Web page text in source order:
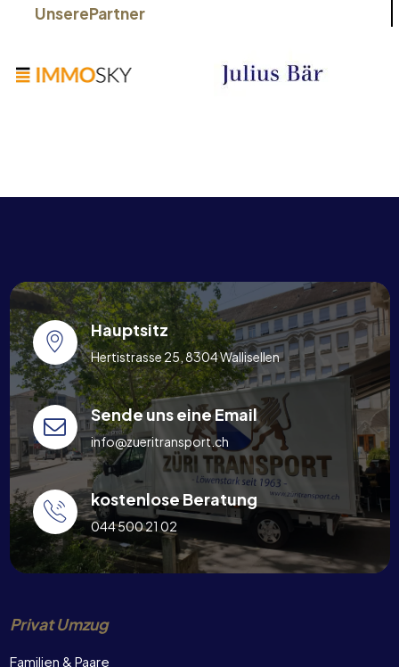
UnserePartner
Hauptsitz
Hertistrasse 25, 8304 Wallisellen
Sende uns eine Email
info@zueritransport.ch
kostenlose Beratung
044 500 21 02
Privat Umzug
Familien & Paare